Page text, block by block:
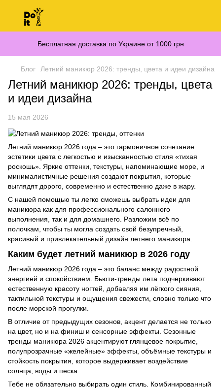
Бесплатная доставка по Украине от 1000 грн
Блог Летний маникюр 2026: тренды, цвета и идеи дизайна
Летний маникюр 2026: тренды, цвета
и идеи дизайна
15 мая 2026
Летний маникюр 2026 года – это гармоничное сочетание
эстетики цвета с легкостью и изысканностью стиля «тихая
роскошь». Яркие оттенки, текстуры, напоминающие море, и
минималистичные решения создают покрытия, которые
выглядят дорого, современно и естественно даже в жару.
С нашей помощью ты легко сможешь выбрать идеи для
маникюра как для профессионального салонного
выполнения, так и для домашнего. Разложим всё по
полочкам, чтобы ты могла создать свой безупречный,
красивый и привлекательный дизайн летнего маникюра.
Каким будет летний маникюр в 2026 году
Летний маникюр 2026 года – это баланс между радостной
энергией и спокойствием. Бьюти-тренды лета подчеркивают
естественную красоту ногтей, добавляя им лёгкого сияния,
тактильной текстуры и ощущения свежести, словно только что
после морской прогулки.
В отличие от предыдущих сезонов, акцент делается не только
на цвет, но и на финиш и сенсорные эффекты. Сезонные
тренды маникюра 2026 акцентируют глянцевое покрытие,
полупрозрачные «желейные» эффекты, объёмные текстуры и
стойкость покрытия, которое выдерживает воздействие
солнца, воды и песка.
Тебе не обязательно выбирать один стиль. Комбинированный